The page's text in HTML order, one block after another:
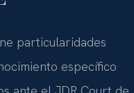
particularidades
específico